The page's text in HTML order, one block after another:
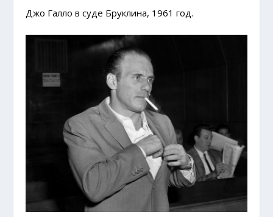
Джо Галло в суде Бруклина, 1961 год.